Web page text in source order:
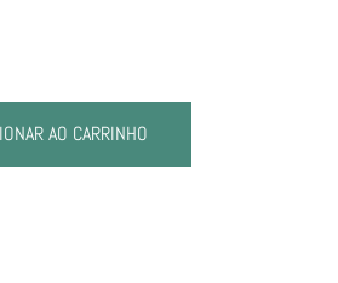
AO CARRINHO